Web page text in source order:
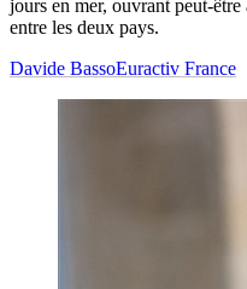
jours en mer, ouvrant peut-
entre les deux pays.
Davide BassoEuractiv France